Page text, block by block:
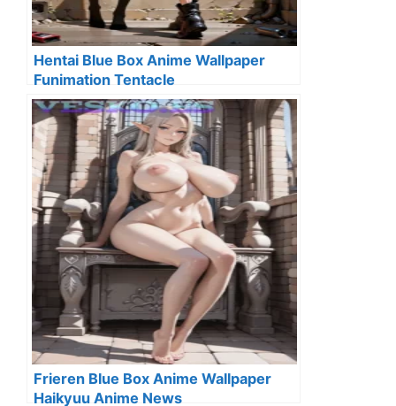
Hentai Blue Box Anime Wallpaper
Funimation Tentacle
Frieren Blue Box Anime Wallpaper
Haikyuu Anime News